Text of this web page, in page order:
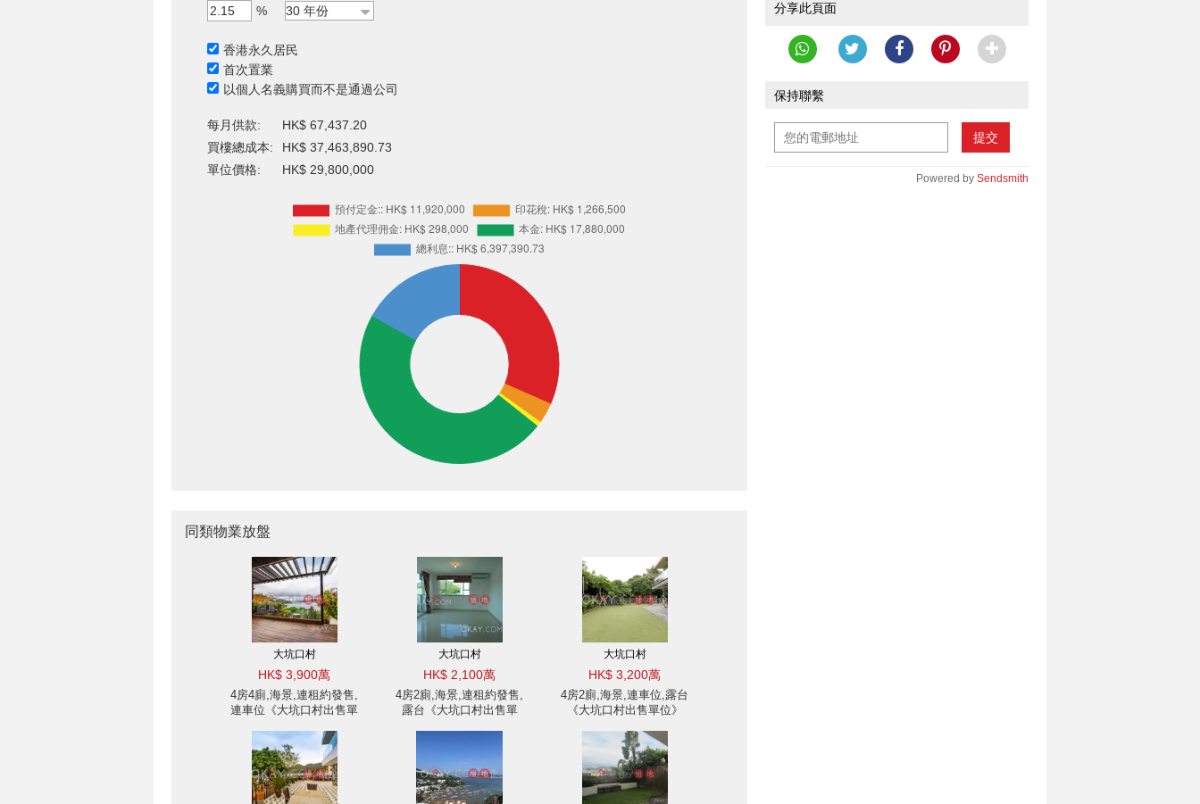
分享此頁面
保持聯繫
提交
Powered by Sendsmith
%
香港永久居民
首次置業
以個人名義購買而不是通過公司
每月供款:
HK$ 67,437.20
買樓總成本:
HK$ 37,463,890.73
單位價格:
HK$ 29,800,000
同類物業放盤
大坑口村
HK$ 3,900萬
4房4廁,海景,連租約發售,
連車位《大坑口村出售單
大坑口村
HK$ 2,100萬
4房2廁,海景,連租約發售,
露台《大坑口村出售單
大坑口村
HK$ 3,200萬
4房2廁,海景,連車位,露台
《大坑口村出售單位》